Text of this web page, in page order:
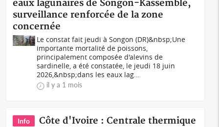
eaux lagunaires de Songon-Kassemblé,
surveillance renforcée de la zone
concernée
Le constat fait jeudi à Songon (DR)&nbsp;Une
importante mortalité de poissons,
principalement composée d'alevins de
sardinelle, a été constatée, le jeudi 18 juin
2026,&nbsp;dans les eaux lag...
il y a 1 mois
Info
Côte d'Ivoire : Centrale thermique